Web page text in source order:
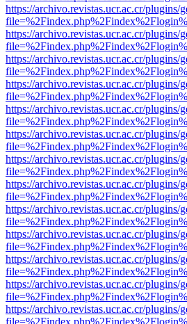
https://archivo.revistas.ucr.ac.cr/
https://archivo.revistas.ucr.ac.cr/
https://archivo.revistas.ucr.ac.cr/
https://archivo.revistas.ucr.ac.cr/
https://archivo.revistas.ucr.ac.cr/
https://archivo.revistas.ucr.ac.cr/
https://archivo.revistas.ucr.ac.cr/
https://archivo.revistas.ucr.ac.cr/
https://archivo.revistas.ucr.ac.cr/
https://archivo.revistas.ucr.ac.cr/
https://archivo.revistas.ucr.ac.cr/
https://archivo.revistas.ucr.ac.cr/
https://archivo.revistas.ucr.ac.cr/